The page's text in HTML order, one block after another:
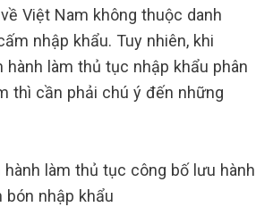
Việt Nam không thuộc danh
nhập khẩu. Tuy nhiên, khi
hành làm thủ tục nhập khẩu phân
thì cần phải chú ý đến những
hành làm thủ tục công bố lưu hành
bón nhập khẩu